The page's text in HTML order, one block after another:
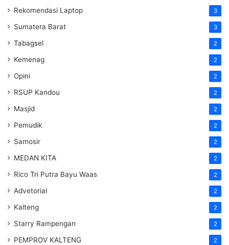
Rekomendasi Laptop 3
Sumatera Barat 3
Tabagsel 2
Kemenag 2
Opini 2
RSUP Kandou 2
Masjid 2
Pemudik 2
Samosir 2
MEDAN KITA 2
Rico Tri Putra Bayu Waas 2
Advetorial 2
Kalteng 2
Starry Rampengan 2
PEMPROV KALTENG 2